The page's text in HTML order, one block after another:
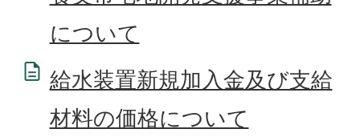
について
給水装置新規加入金及び支給
材料の価格について